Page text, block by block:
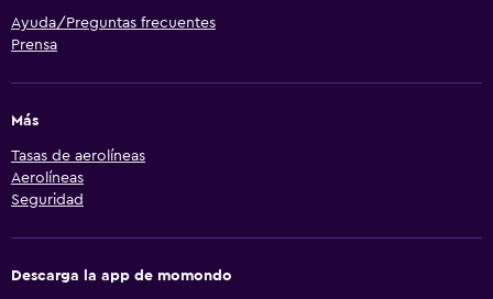
Ayuda/Preguntas frecuentes
Prensa
Más
Tasas de aerolíneas
Aerolíneas
Seguridad
Descarga la app de momondo